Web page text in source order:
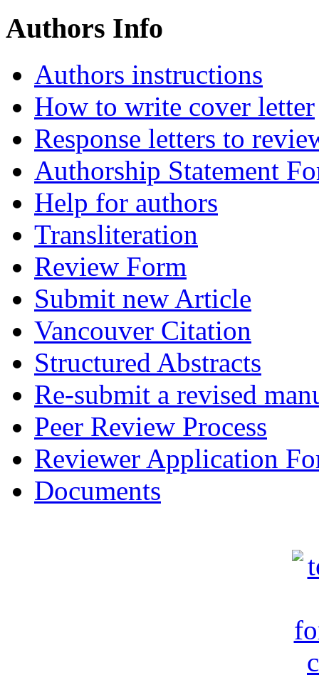
Authors Info
Authors instructions
How to write cover letter
Response letters to
Authorship Statement
Help for authors
Transliteration
Review Form
Submit new Article
Vancouver Citation
Structured Abstracts
Re-submit a revised
Peer Review Process
Reviewer Application
Documents